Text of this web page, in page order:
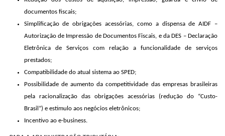
documentos fiscais;
Simplificação de obrigações acessórias, como a dispensa de AIDF –
Autorização de Impressão de Documentos Fiscais, e da DES – Declaração
Eletrônica de Serviços com relação a funcionalidade de serviços
prestados;
Compatibilidade do atual sistema ao SPED;
Possibilidade de aumento da competitividade das empresas brasileiras
pela racionalização das obrigações acessórias (redução do “Custo-
Brasil”) e estimulo aos negócios eletrônicos;
Incentivo ao e-business.